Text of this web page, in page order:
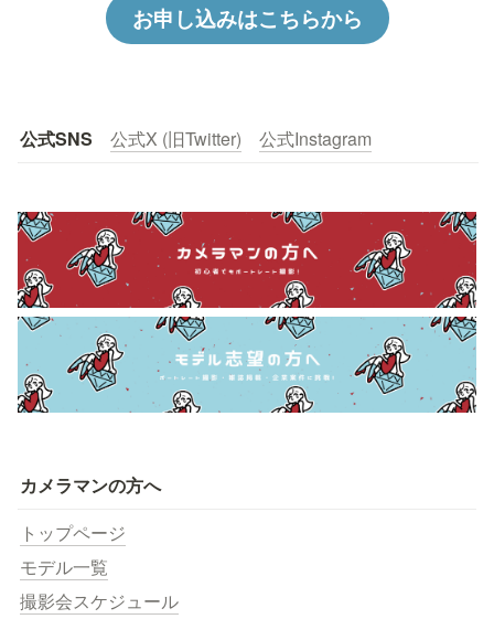
お申し込みはこちらから
公式SNS 公式X (旧Twitter) 公式Instagram
カメラマンの方へ
トップページ
モデル一覧
撮影会スケジュール